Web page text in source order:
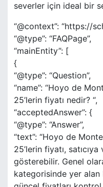
severler için ideal bir
“@context”: “https://
“@type”: “FAQPage”,
“mainEntity”: [
{
“@type”: “Question”,
“name”: “Hoyo de
25’lerin fiyatı nedir? “,
“acceptedAnswer”: {
“@type”: “Answer”,
“text”: “Hoyo de
25’lerin fiyatı,
gösterebilir. Genel
kategorisinde yer